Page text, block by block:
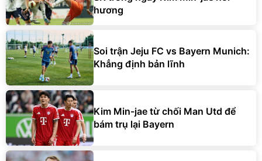
hương
Soi trận Jeju FC vs Bayern Munich:
Khẳng định bản lĩnh
Kim Min-jae từ chối Man Utd để
bám trụ lại Bayern